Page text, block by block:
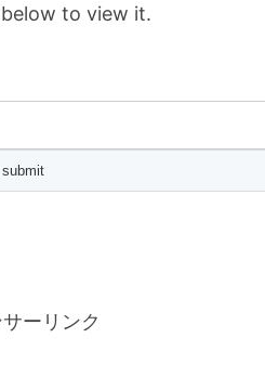
to view it.
ーリンク